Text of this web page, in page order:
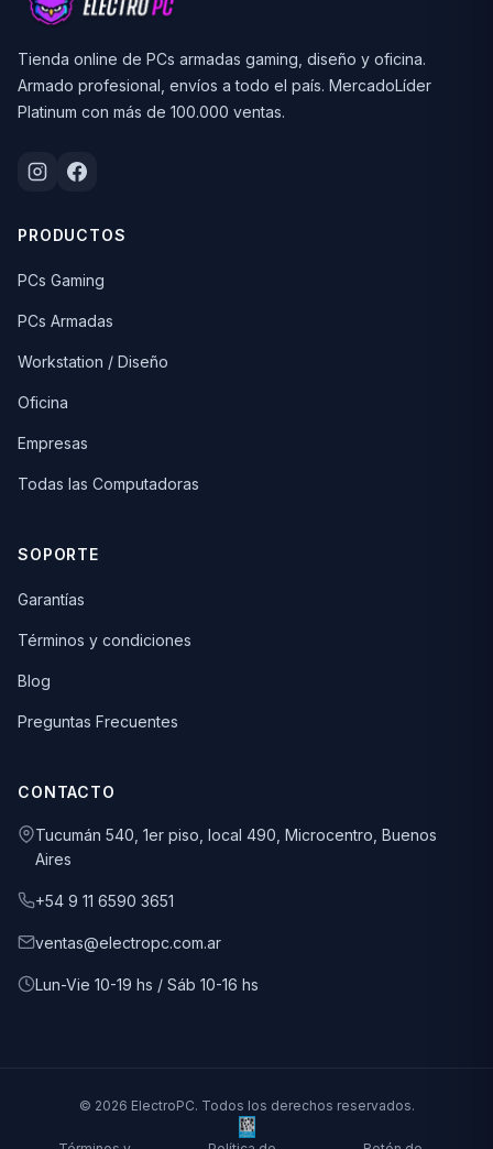
Tienda online de PCs armadas gaming, diseño y oficina.
Armado profesional, envíos a todo el país. MercadoLíder
Platinum con más de 100.000 ventas.
PRODUCTOS
PCs Gaming
PCs Armadas
Workstation / Diseño
Oficina
Empresas
Todas las Computadoras
SOPORTE
Garantías
Términos y condiciones
Blog
Preguntas Frecuentes
CONTACTO
Tucumán 540, 1er piso, local 490, Microcentro, Buenos
Aires
+54 9 11 6590 3651
ventas@electropc.com.ar
Lun-Vie 10-19 hs / Sáb 10-16 hs
© 2026 ElectroPC. Todos los derechos reservados.